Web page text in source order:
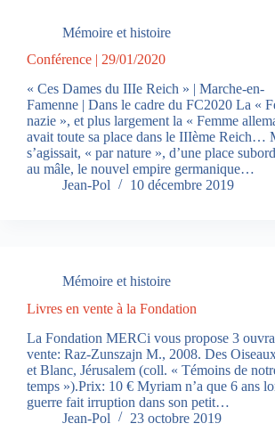
Mémoire et histoire
Conférence | 29/01/2020
« Ces Dames du IIIe Reich » | Marche-en-
Famenne | Dans le cadre du FC2020 La «
nazie », et plus largement la « Femme
avait toute sa place dans le IIIème Reich…
s’agissait, « par nature », d’une place
au mâle, le nouvel empire germanique…
Jean-Pol
10 décembre 2019
Mémoire et histoire
Livres en vente à la Fondation
La Fondation MERCi vous propose 3
vente: Raz-Zunszajn M., 2008. Des
et Blanc, Jérusalem (coll. « Témoins de
temps »).Prix: 10 € Myriam n’a que 6 ans
guerre fait irruption dans son petit…
Jean-Pol
23 octobre 2019